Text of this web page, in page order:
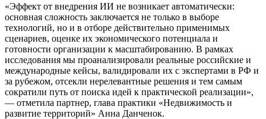
«Эффект от внедрения ИИ не возникает автоматически:
основная сложность заключается не только в выборе
технологий, но и в отборе действительно применимых
сценариев, оценке их экономического потенциала и
готовности организации к масштабированию. В рамках
исследования мы проанализировали реальные российские и
международные кейсы, валидировали их с экспертами в РФ и
за рубежом, отсекли нерелевантные решения и тем самым
сократили путь от поиска идей к практической реализации»,
— отметила партнер, глава практики «Недвижимость и
развитие территорий» Анна Данченок.